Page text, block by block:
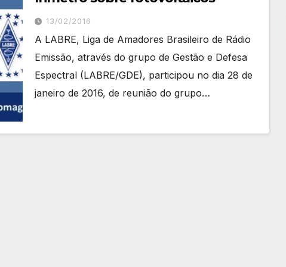
13/02/2016
A LABRE, Liga de Amadores Brasileiro de Rádio
Emissão, através do grupo de Gestão e Defesa
Espectral (LABRE/GDE), participou no dia 28 de
janeiro de 2016, de reunião do grupo…